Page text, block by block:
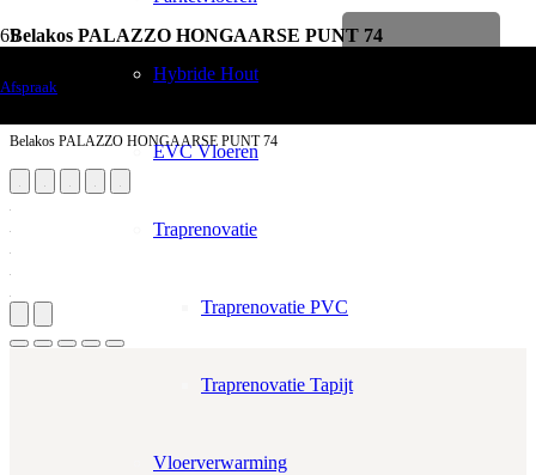
Afspraak
Hybride Hout
EVC Vloeren
Traprenovatie
Traprenovatie PVC
Traprenovatie Tapijt
Vloerverwarming
Belakos PALAZZO HONGAARSE PUNT 74
Belakos PALAZZO HONGAARSE PUNT 74